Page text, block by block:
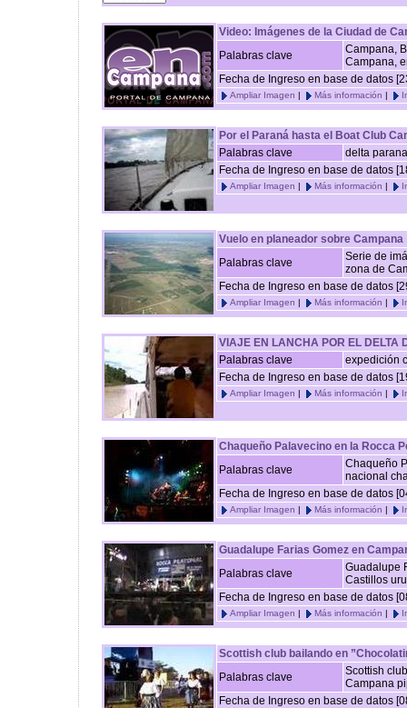
Video: Imágenes de la Ciudad de
Palabras clave
Campana,
Campana,
Fecha de Ingreso en base de datos
Ampliar Imagen | Más información |
Por el Paraná hasta el Boat Club
Palabras clave
delta
Fecha de Ingreso en base de datos
Ampliar Imagen | Más información |
Vuelo en planeador sobre Campana
Palabras clave
Serie de
zona de
Fecha de Ingreso en base de datos
Ampliar Imagen | Más información |
VIAJE EN LANCHA POR EL DELTA
Palabras clave
expedición
Fecha de Ingreso en base de datos
Ampliar Imagen | Más información |
Chaqueño Palavecino en la Rocca
Palabras clave
Chaqueño
nacional
Fecha de Ingreso en base de datos
Ampliar Imagen | Más información |
Guadalupe Farias Gomez en
Palabras clave
Guadalupe
Castillos
Fecha de Ingreso en base de datos
Ampliar Imagen | Más información |
Scottish club bailando en
Palabras clave
Scottish
Campana
Fecha de Ingreso en base de datos